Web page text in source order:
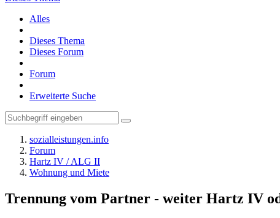
Alles
Dieses Thema
Dieses Forum
Forum
Erweiterte Suche
sozialleistungen.info
Forum
Hartz IV / ALG II
Wohnung und Miete
Trennung vom Partner - weiter Hartz IV